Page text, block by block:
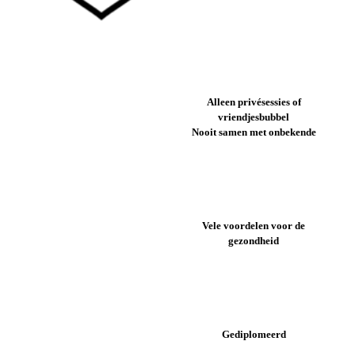
Alleen privésessies of
vriendjesbubbel
Nooit samen met onbekende
Vele voordelen voor de
gezondheid
Gediplomeerd